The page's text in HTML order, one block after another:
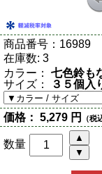
商品番号： 16989
在庫数: 3
カラー：
七色鈴も
サイズ：
３５個入
価格： 5,279 円 （税
数量